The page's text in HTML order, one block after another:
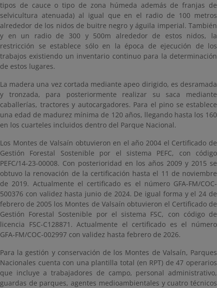
tipos de cauce o tipo de zona húmeda además de franjas de
selvicultura atenuada) al igual que en el radio de 100 metros
alrededor de los nidos de buitre negro y águila imperial. También
y en un radio de 300 y 500m alrededor de estos nidos, la
restricción se establece sólo en la época de ejecución de los
trabajos existiendo un inventario continuo para la determinación
de estos lugares.
La madera una vez cortada mediante apeo dirigido, es desramada
y tronzada, para posteriormente realizar su saca mediante
caballerías, tractores y autocargadores. Para el pino se establece
una edad de madurez mínima de 120 años, llegando hasta los 160
en los cuarteles incluidos dentro del Parque Nacional.
Los Montes de Valsaín obtuvieron en el año 2004 el Certificado de
Gestión Forestal Sostenible por el sistema PEFC, con código
PEFC/14-23-00008. Con posterioridad en los años 2009 y 2015 se
obtuvo la renovación de la certificación hasta el 11 de noviembre
de 2019. Actualmente el certificado es el número GFA-FM/COC-
500376 con validez hasta junio de 2024. De igual forma y el 24 de
febrero de 2005 los Montes de Valsaín obtuvieron el Certificado de
Gestión Forestal Sostenible por el sistema FSC, con código de
licencia FSC-C128871. Actualmente el certificado es el número
GFA-FM/COC-002997 con validez hasta febrero de 2026.
Para la gestión y conservación de los Montes de Valsaín, Parques
Nacionales cuenta con una plantilla total (en RPT) de 47 operarios
que incluye a trabajadores de campo, personal administrativo,
guardas de parques, agentes medioambientales y cuatro técnicos